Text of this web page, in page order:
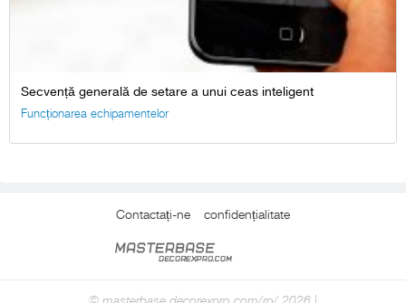
Secvență generală de setare a unui ceas inteligent
Funcționarea echipamentelor
Contactați-ne confidențialitate